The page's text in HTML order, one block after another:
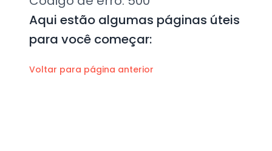
Aqui estão algumas páginas úteis
para você começar:
Voltar para página anterior